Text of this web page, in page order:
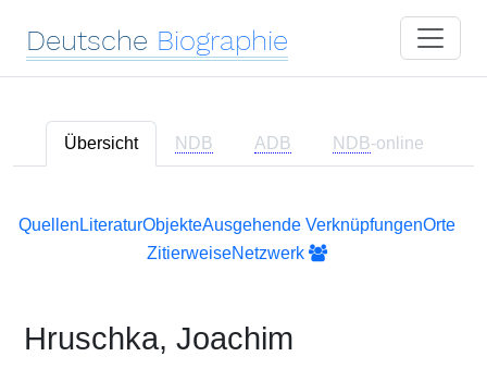
Deutsche Biographie
Übersicht NDB ADB NDB-online
Quellen LiteraturObjekteAusgehende VerknüpfungenOrte
ZitierweiseNetzwerk
Hruschka, Joachim